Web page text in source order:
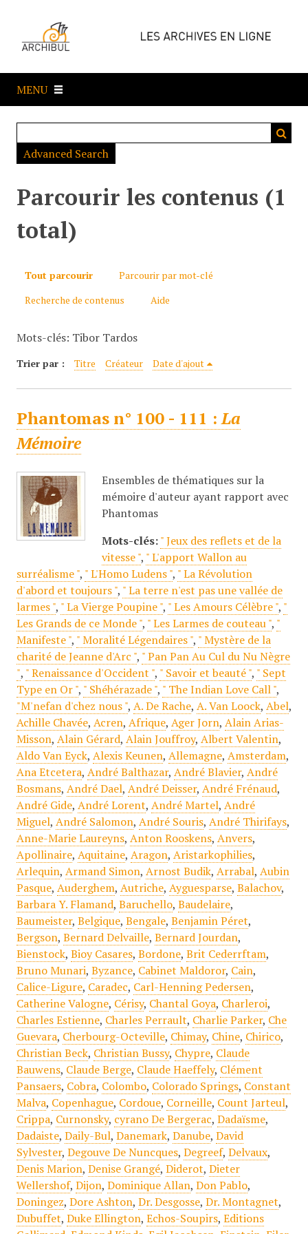
e
a
MENU
Advanced Search
Parcourir les contenus (1
total)
Tout parcourir
Parcourir par mot-clé
Recherche de contenus
Aide
Mots-clés: Tibor Tardos
Trier par : Titre Créateur Date d'ajout
Phantomas n° 100 - 111 :La
Mémoire
Ensembles de thématiques sur la
mémoire d'auteur ayant rapport avec
Phantomas
Mots-clés: " Jeux des reflets et de la
vitesse ", " L'apport Wallon au
surréalisme ", " L'Homo Ludens ", " La Révolution
d'abord et toujours ", " La terre n'est pas une vallée de
larmes ", " La Vierge Poupine ", " Les Amours Célèbre ", "
Les Grands de ce Monde ", " Les Larmes de couteau ", "
Manifeste ", " Moralité Légendaires ", " Mystère de la
charité de Jeanne d'Arc ", " Pan Pan Au Cul du Nu Nègre
", " Renaissance d'Occident ", " Savoir et beauté ", " Sept
Type en Or ", " Shéhérazade ", " The Indian Love Call ",
"M'nefan d'chez nous ", A. De Rache, A. Van Loock, Abel,
Achille Chavée, Acren, Afrique, Ager Jorn, Alain Arias-
Misson, Alain Gérard, Alain Jouffroy, Albert Valentin,
Aldo Van Eyck, Alexis Keunen, Allemagne, Amsterdam,
Ana Etcetera, André Balthazar, André Blavier, André
Bosmans, André Dael, André Deisser, André Frénaud,
André Gide, André Lorent, André Martel, André
Miguel, André Salomon, André Souris, André Thirifays,
Anne-Marie Laureyns, Anton Rooskens, Anvers,
Apollinaire, Aquitaine, Aragon, Aristarkophilies,
Arlequin, Armand Simon, Arnost Budik, Arrabal, Aubin
Pasque, Auderghem, Autriche, Ayguesparse, Balachov,
Barbara Y. Flamand, Baruchello, Baudelaire,
Baumeister, Belgique, Bengale, Benjamin Péret,
Bergson, Bernard Delvaille, Bernard Jourdan,
Bienstock, Bioy Casares, Bordone, Brit Cederrftam,
Bruno Munari, Byzance, Cabinet Maldoror, Cain,
Calice-Ligure, Caradec, Carl-Henning Pedersen,
Catherine Valogne, Cérisy, Chantal Goya, Charleroi,
Charles Estienne, Charles Perrault, Charlie Parker, Che
Guevara, Cherbourg-Octeville, Chimay, Chine, Chirico,
Christian Beck, Christian Bussy, Chypre, Claude
Bauwens, Claude Berge, Claude Haeffely, Clément
Pansaers, Cobra, Colombo, Colorado Springs, Constant
Malva, Copenhague, Cordoue, Corneille, Count Jarteul,
Crippa, Curnonsky, cyrano De Bergerac, Dadaïsme,
Dadaiste, Daily-Bul, Danemark, Danube, David
Sylvester, Degouve De Nuncques, Degreef, Delvaux,
Denis Marion, Denise Grangé, Diderot, Dieter
Wellershof, Dijon, Dominique Allan, Don Pablo,
Doningez, Dore Ashton, Dr. Desgosse, Dr. Montagnet,
Dubuffet, Duke Ellington, Echos-Soupirs, Editions